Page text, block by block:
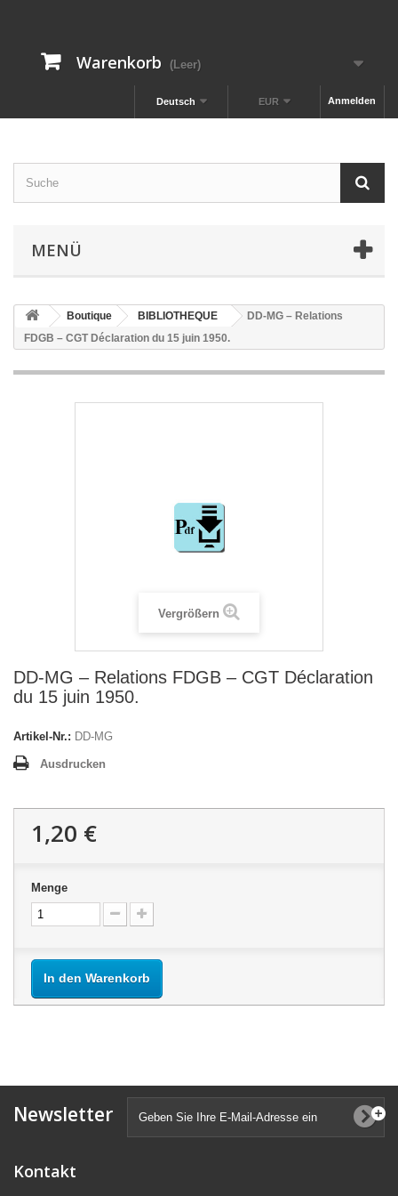
Warenkorb (Leer)
Anmelden
EUR
Deutsch
MENÜ
Boutique BIBLIOTHEQUE
DD-MG – Relations
FDGB – CGT Déclaration du 15 juin 1950.
Vergrößern
DD-MG – Relations FDGB – CGT Déclaration
du 15 juin 1950.
Artikel-Nr.: DD-MG
Ausdrucken
1,20 €
Menge
In den Warenkorb
Newsletter
Kontakt